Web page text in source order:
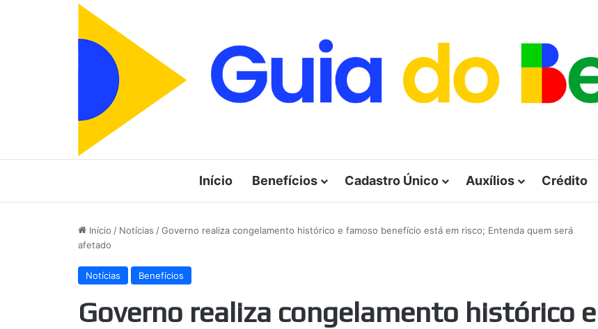
Início Benefícios Cadastro Único Auxílios Crédito
Início / Notícias /Governo realiza congelamento histórico e famoso benefício está em risco; Entenda quem será
afetado
Notícias Benefícios
Governo realiza congelamento histórico e